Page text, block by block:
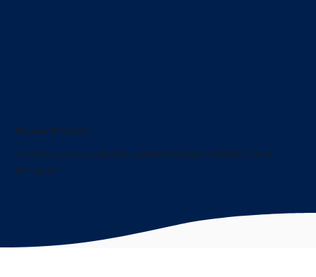
Insira os seus dados para receber relatórios e
artigos!
Faça parte da Vox & Gov